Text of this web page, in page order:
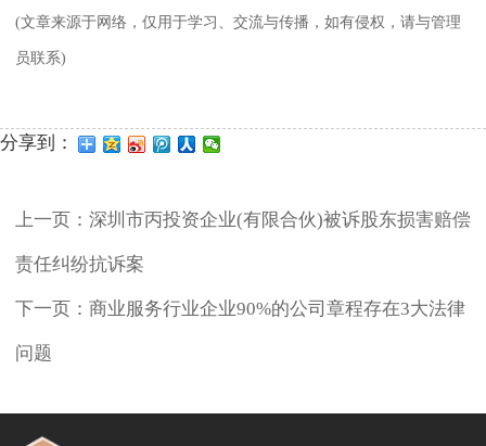
(文章来源于网络，仅用于学习、交流与传播，如有侵权，请与管理
员联系)
分享到：
上一页： 深圳市丙投资企业(有限合伙)被诉股东损害赔偿
责任纠纷抗诉案
下一页： 商业服务行业企业90%的公司章程存在3大法律
问题